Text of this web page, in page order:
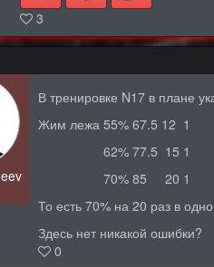
3
В тренировке N17 в плане
Жим лежа 55% 67.5 12 1
62% 77.5 15 1
70% 85 20 1
То есть 70% на 20 раз в
Здесь нет никакой ошибки?
0